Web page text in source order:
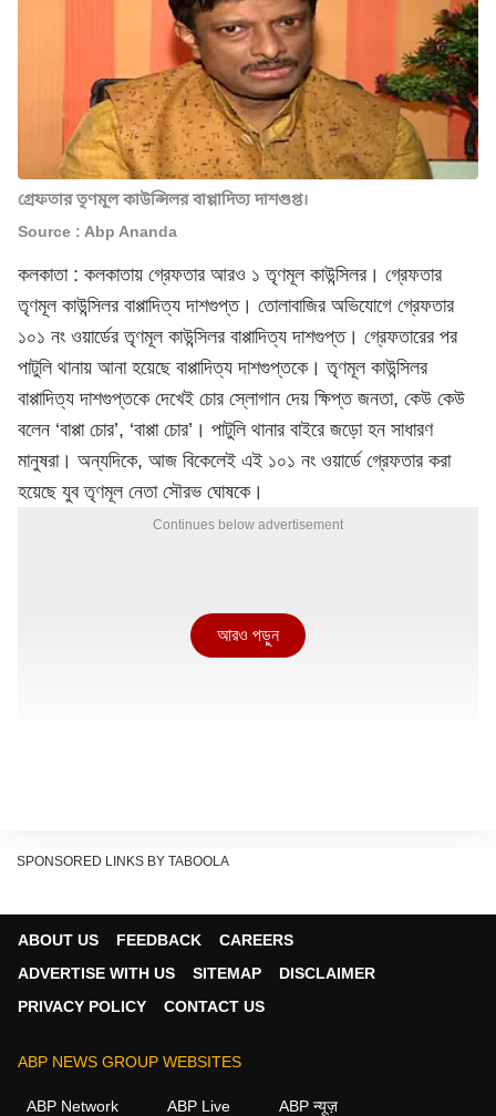
গ্রেফতার তৃণমূল কাউন্সিলর বাপ্পাদিত্য দাশগুপ্ত।
Source : Abp Ananda
কলকাতা : কলকাতায় গ্রেফতার আরও ১ তৃণমূল কাউন্সিলর। গ্রেফতার
তৃণমূল কাউন্সিলর বাপ্পাদিত্য দাশগুপ্ত। তোলাবাজির অভিযোগে গ্রেফতার
১০১ নং ওয়ার্ডের তৃণমূল কাউন্সিলর বাপ্পাদিত্য দাশগুপ্ত। গ্রেফতারের পর
পাটুলি থানায় আনা হয়েছে বাপ্পাদিত্য দাশগুপ্তকে। তৃণমূল কাউন্সিলর
বাপ্পাদিত্য দাশগুপ্তকে দেখেই চোর স্লোগান দেয় ক্ষিপ্ত জনতা, কেউ কেউ
বলেন ‘বাপ্পা চোর’, ‘বাপ্পা চোর’। পাটুলি থানার বাইরে জড়ো হন সাধারণ
মানুষরা। অন্যদিকে, আজ বিকেলেই এই ১০১ নং ওয়ার্ডে গ্রেফতার করা
হয়েছে যুব তৃণমূল নেতা সৌরভ ঘোষকে।
Continues below advertisement
তোলাবাজি সহ একাধিক অভিযোগ আনে স্থানীয়রা। অভিযোগের ভিত্তিতে
আরও পড়ুন
SPONSORED LINKS BY TABOOLA
ABOUT US FEEDBACK
CAREERS
ADVERTISE WITH US
SITEMAP
DISCLAIMER
PRIVACY POLICY
CONTACT US
ABP NEWS GROUP WEBSITES
ABP Network ABP Live ABP न्यूज़